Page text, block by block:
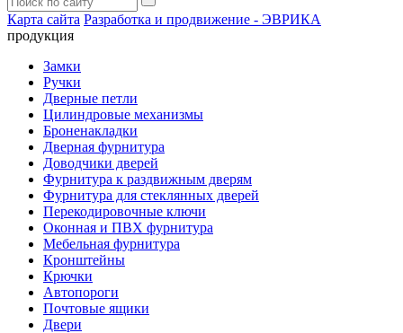
Карта сайта Разработка и продвижение - ЭВРИКА
продукция
Замки
Ручки
Дверные петли
Цилиндровые механизмы
Броненакладки
Дверная фурнитура
Доводчики дверей
Фурнитура к раздвижным дверям
Фурнитура для стеклянных дверей
Перекодировочные ключи
Оконная и ПВХ фурнитура
Мебельная фурнитура
Кронштейны
Крючки
Автопороги
Почтовые ящики
Двери